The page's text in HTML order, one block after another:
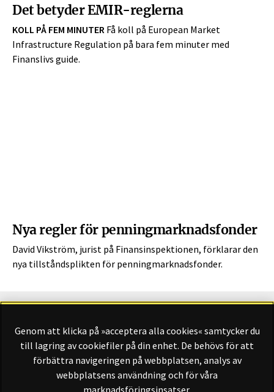
Det betyder EMIR-reglerna
KOLL PÅ FEM MINUTER Få koll på European Market
Infrastructure Regulation på bara fem minuter med
Finanslivs guide.
Nya regler för penningmarknadsfonder
David Vikström, jurist på Finansinspektionen, förklarar den
nya tillståndsplikten för penningmarknadsfonder.
Finansliv ägs av Finansliv Sverige AB, 556784-8741.
Genom att klicka på »acceptera alla cookies« samtycker du
till lagring av cookiefiler på din enhet. De behövs för att
förbättra navigeringen på webbplatsen, analys av
webbplatsens användning och för våra